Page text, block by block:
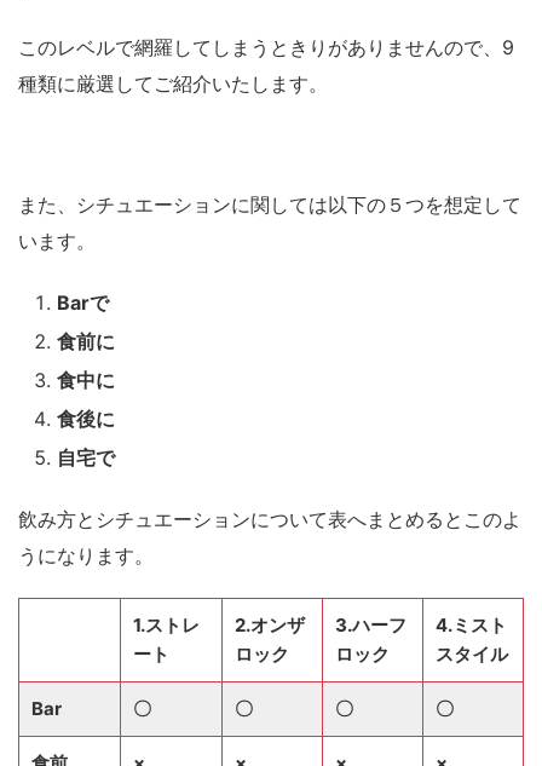
このレベルで網羅してしまうときりがありませんので、9
種類に厳選してご紹介いたします。
また、シチュエーションに関しては以下の５つを想定して
います。
Barで
食前に
食中に
食後に
自宅で
飲み方とシチュエーションについて表へまとめるとこのよ
うになります。
1.ストレ
ート
2.オンザ
ロック
3.ハーフ
ロック
4.ミスト
スタイル
Bar 〇 〇 〇 〇